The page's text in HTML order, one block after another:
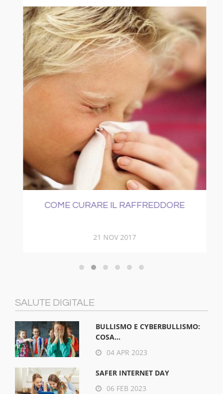
COME CURARE IL RAFFREDDORE
21 NOV 2017
SALUTE DIGITALE
BULLISMO E CYBERBULLISMO:
COSA...
04 APR 2023
SAFER INTERNET DAY
06 FEB 2023